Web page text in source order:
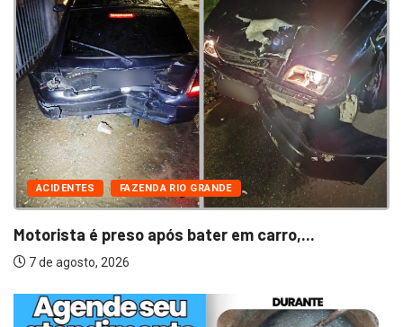
ACIDENTES FAZENDA RIO GRANDE
Motorista é preso após bater em carro,...
7 de agosto, 2026